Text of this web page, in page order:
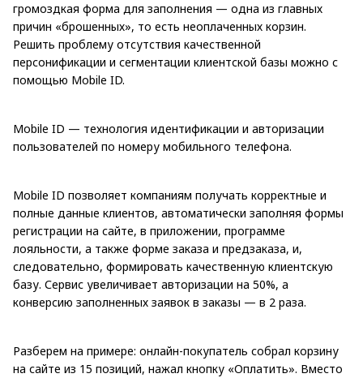
громоздкая форма для заполнения — одна из главных
причин «брошенных», то есть неоплаченных корзин.
Решить проблему отсутствия качественной
персонификации и сегментации клиентской базы можно с
помощью Mobile ID.
Mobile ID — технология идентификации и авторизации
пользователей по номеру мобильного телефона.
Mobile ID позволяет компаниям получать корректные и
полные данные клиентов, автоматически заполняя формы
регистрации на сайте, в приложении, программе
лояльности, а также форме заказа и предзаказа, и,
следовательно, формировать качественную клиентскую
базу. Сервис увеличивает авторизации на 50%, а
конверсию заполненных заявок в заказы — в 2 раза.
Разберем на примере: онлайн-покупатель собрал корзину
на сайте из 15 позиций, нажал кнопку «Оплатить». Вместо